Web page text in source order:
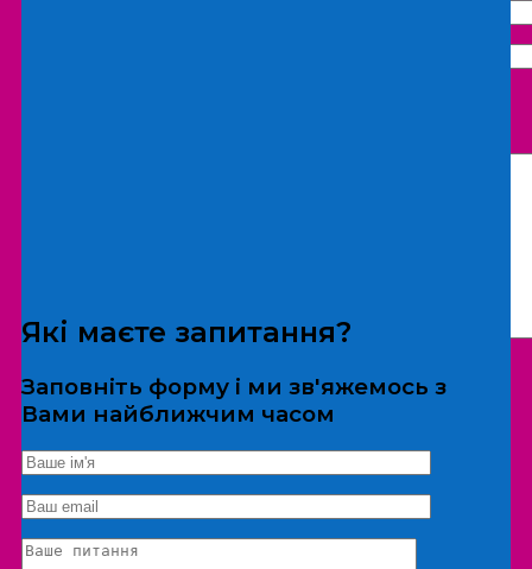
*Дані не передаються третім особам
Екскурсія/локація
Які маєте запитання?
Заповніть форму і ми зв'яжемось з
Вами найближчим часом